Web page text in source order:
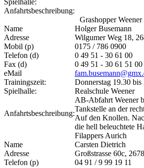
Anfahrtsbeschreibung:
Grashopper Weener
Name
Holger Busemann
Adresse
Wilgumer Weg 18,
Mobil (p)
0175 / 786 0900
Telefon (d)
0 49 51 - 30 61 00
Fax (d)
0 49 51 - 30 61 51 00
eMail
Trainingszeit:
Donnerstag 19.30
Spielhalle:
Realschule Weener
Anfahrtsbeschreibung:
AB-Abfahrt Weener
Tankstelle an der
Auf den Knollen.
die hell beleuchtete
Filappers Aurich
Name
Carsten Dietrich
Adresse
Großstrasse 60c,
Telefon (p)
04 91 / 9 99 19 11